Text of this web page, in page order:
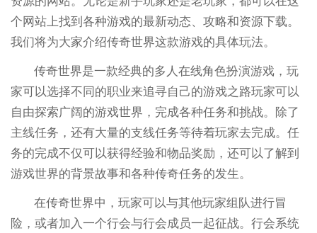
个网站上找到各种游戏的最新动态、攻略和资源下载。
我们将为大家介绍传奇世界这款游戏的具体玩法。
传奇世界是一款经典的多人在线角色扮演游戏，玩
家可以选择不同的职业来追寻自己的游戏之路玩家可以
自由探索广阔的游戏世界，完成各种任务和挑战。除了
主线任务，还有大量的支线任务等待着玩家去完成。任
务的完成不仅可以获得经验和物品奖励，还可以了解到
游戏世界的背景故事和各种传奇任务的发生。
在传奇世界中，玩家可以与其他玩家组队进行冒
险，或者加入一个行会与行会成员一起征战。行会系统